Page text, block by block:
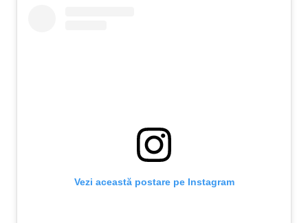
Vezi această postare pe Instagram